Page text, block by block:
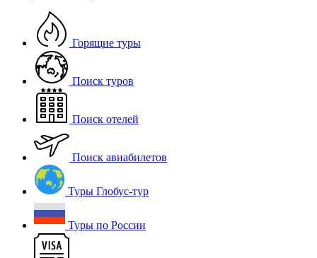
Горящие туры
Поиск туров
Поиск отелей
Поиск авиабилетов
Туры Глобус-тур
Туры по России